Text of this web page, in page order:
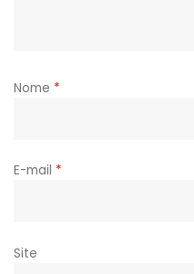
Nome *
E-mail *
Site